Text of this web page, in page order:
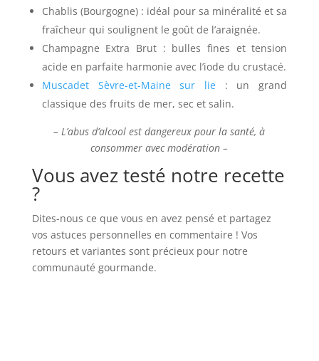
Chablis (Bourgogne) : idéal pour sa minéralité et sa
fraîcheur qui soulignent le goût de l’araignée.
Champagne Extra Brut : bulles fines et tension
acide en parfaite harmonie avec l’iode du crustacé.
Muscadet Sèvre-et-Maine sur lie : un grand
classique des fruits de mer, sec et salin.
– L’abus d’alcool est dangereux pour la santé, à
consommer avec modération –
Vous avez testé notre recette
?
Dites-nous ce que vous en avez pensé et partagez
vos astuces personnelles en commentaire ! Vos
retours et variantes sont précieux pour notre
communauté gourmande.